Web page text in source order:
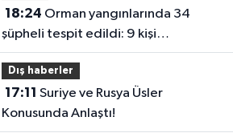
18:24
şüpheli tespit edildi: 9 kişi
tutuklandı
Dış haberler
17:11
Konusunda Anlaştı!